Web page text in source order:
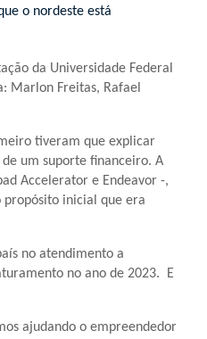
o nordeste está
da Universidade Federal
Marlon Freitas, Rafael
tiveram que explicar
um suporte financeiro. A
Accelerator e Endeavor -,
propósito inicial que era
no atendimento a
no ano de 2023. E
ajudando o empreendedor